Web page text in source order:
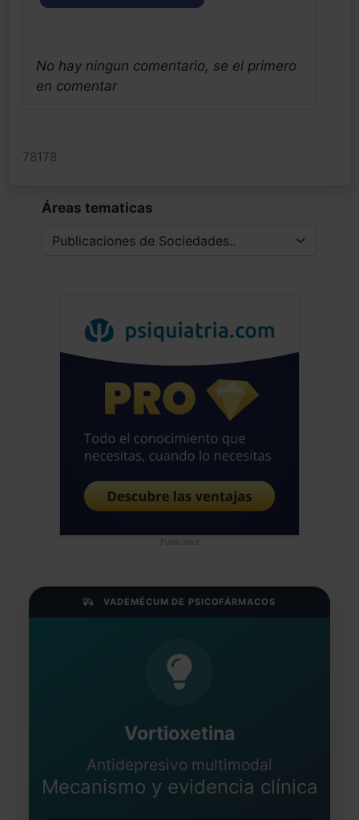
No hay ningun comentario, se el primero
en comentar
78178
Áreas tematicas
Publicidad
VADEMÉCUM DE PSICOFÁRMACOS
Vortioxetina
Antidepresivo multimodal
Mecanismo y evidencia clínica